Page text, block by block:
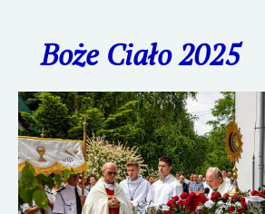
Boże Ciało 2025